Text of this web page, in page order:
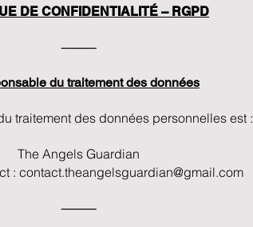
DE CONFIDENTIALITÉ – RGPD
⸻
du traitement des données
traitement des données personnelles est :
The Angels Guardian
: contact.theangelsguardian@gmail.com
⸻